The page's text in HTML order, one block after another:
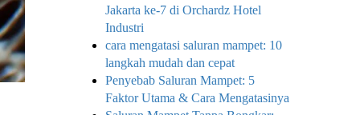
Jakarta ke-7 di Orchardz Hotel
Industri
cara mengatasi saluran mampet: 10
langkah mudah dan cepat
Penyebab Saluran Mampet: 5
Faktor Utama & Cara Mengatasinya